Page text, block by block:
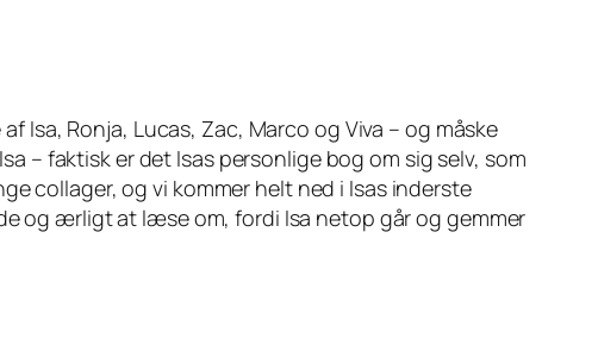
Isa, Ronja, Lucas, Zac, Marco og Viva – og måske
– faktisk er det Isas personlige bog om sig selv, som
collager, og vi kommer helt ned i Isas inderste
og ærligt at læse om, fordi Isa netop går og gemmer